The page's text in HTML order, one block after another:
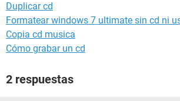
Duplicar cd
Formatear windows 7 ultimate sin cd ni
Copia cd musica
Cómo grabar un cd
2 respuestas